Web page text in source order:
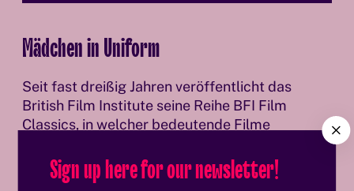
Mädchen in Uniform
Seit fast dreißig Jahren veröffentlicht das
British Film Institute seine Reihe BFI Film
Classics, in welcher bedeutende Filme
vorgestellt, interpretiert und zelebriert werden.
Tara Prochaska hat den aktuellen Band über
den deutschen Klassiker und Meilenstein der
C
l
Sign up here for our newsletter!